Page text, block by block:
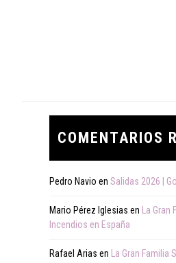
COMENTARIOS
Pedro Navio en Salidas 2026 |
Mario Pérez Iglesias en
La Gran
Incendios en España
Rafael Arias en
La Gran